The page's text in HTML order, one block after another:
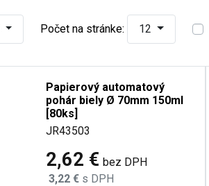
Počet na stránke: 12
Papierový automatový
pohár biely Ø 70mm 150ml
[80ks]
JR43503
2,62 € bez DPH
3,22 € s DPH